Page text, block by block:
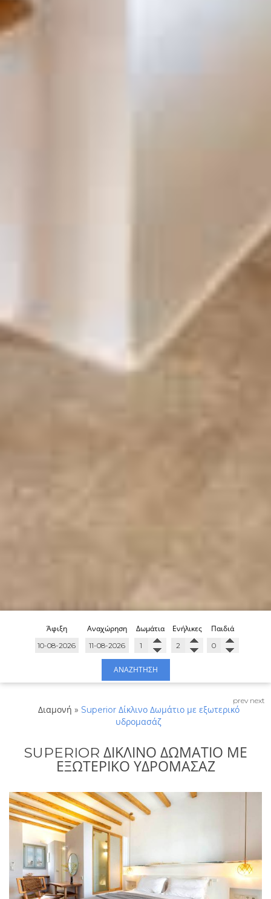
Άφιξη Αναχώρηση Δωμάτια Ενήλικες Παιδιά
ΑΝΑΖΉΤΗΣΗ
Διαμονή » Superior Δίκλινο Δωμάτιο με εξωτερικό
υδρομασάζ
SUPERIOR ΔΊΚΛΙΝΟ ΔΩΜΆΤΙΟ ΜΕ
ΕΞΩΤΕΡΙΚΌ ΥΔΡΟΜΑΣΆΖ
prev next